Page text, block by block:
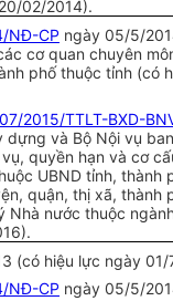
02/2014).
NĐ-CP ngày 05/5/
cơ quan chuyên
phố thuộc tỉnh (có
07/2015/TTLT-BXD-
dựng và Bộ Nội vụ
quyền hạn và cơ
UBND tỉnh, thành
quận, thị xã, thành
Nhà nước thuộc
(có hiệu lực ngày 01/
NĐ-CP ngày 05/5/